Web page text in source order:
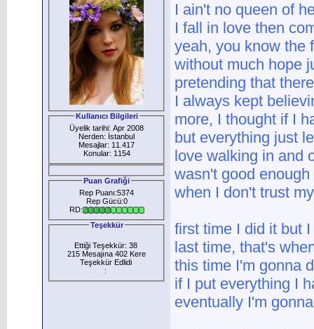
Kullanıcı Bilgileri
Üyelik tarihi: Apr 2008
Nerden: İstanbul
Mesajlar: 11.417
Konular: 1154
Puan Grafiği
Rep Puanı:5374
Rep Gücü:0
RD:
Teşekkür
Ettiği Teşekkür: 38
215 Mesajına 402 Kere
Teşekkür Edlidi
:
I ain't no queen of
I fall in love then
yeah, you know the
without much hope
pretending that
I always kept
more, I thought if I
but everything just
love walking in and
wasn't good enough
when I don't trust
first time I did it but
last time, that's
this time I'm gonna
if I put everything I
eventually I'm